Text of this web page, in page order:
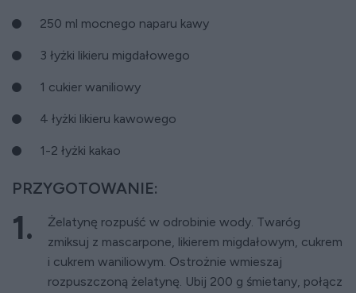
250 ml mocnego naparu kawy
3 łyżki likieru migdałowego
1 cukier waniliowy
4 łyżki likieru kawowego
1-2 łyżki kakao
PRZYGOTOWANIE:
Żelatynę rozpuść w odrobinie wody. Twaróg
zmiksuj z mascarpone, likierem migdałowym, cukrem
i cukrem waniliowym. Ostrożnie wmieszaj
rozpuszczoną żelatynę. Ubij 200 g śmietany, połącz